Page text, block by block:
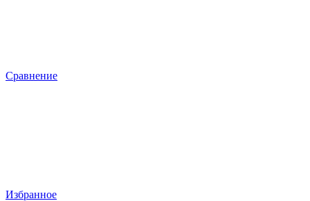
Сравнение
Избранное